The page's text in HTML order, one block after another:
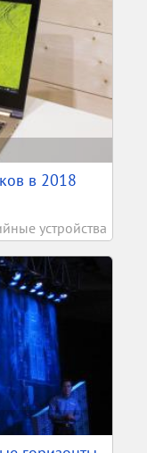
в 2018
устройства